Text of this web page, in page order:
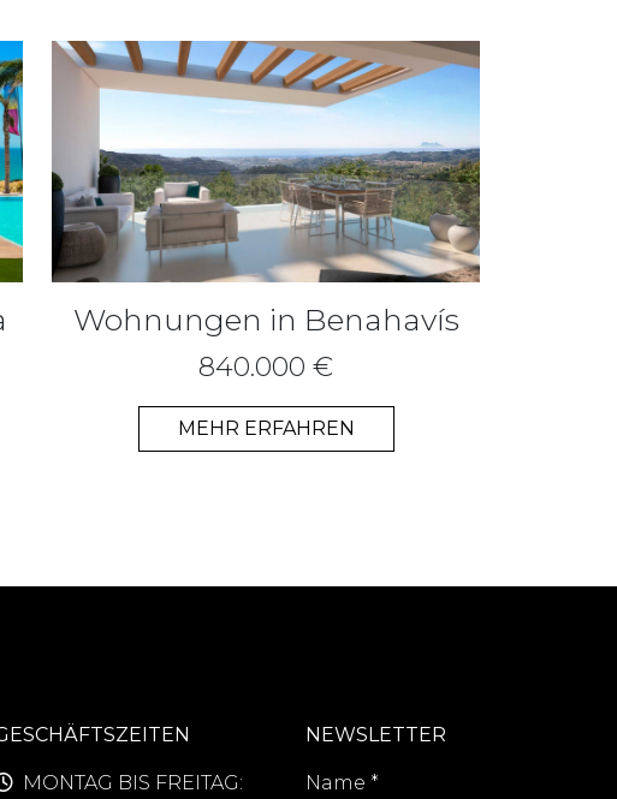
Wohnungen in Benahavís
840.000 €
MEHR ERFAHREN
MONTAG BIS FREITAG:
NEWSLETTER
Name *